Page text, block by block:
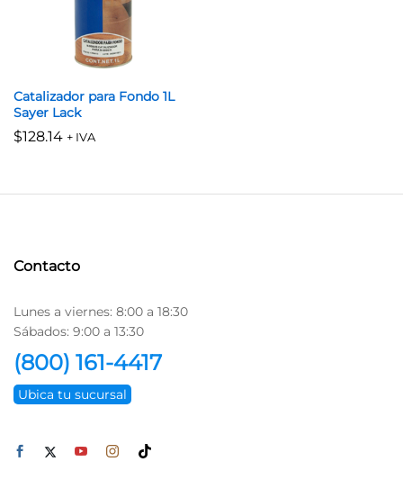
Catalizador para Fondo 1L
Sayer Lack
$128.14 + IVA
Contacto
Lunes a viernes: 8:00 a 18:30
Sábados: 9:00 a 13:30
(800) 161-4417
Ubica tu sucursal